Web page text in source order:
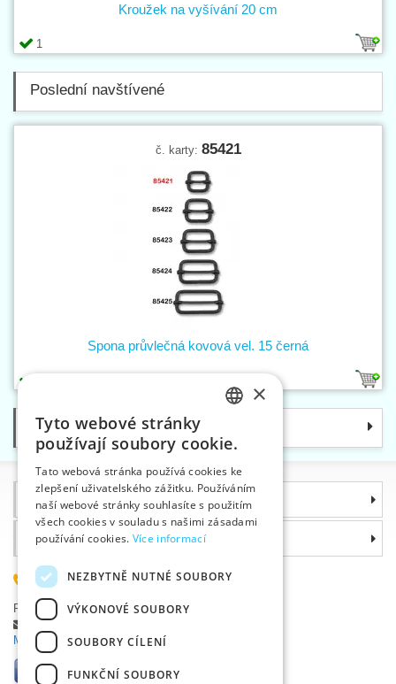
1
Kroužek na vyšívání 20 cm
Poslední navštívené
č. karty: 85421
Spona průvlečná kovová vel. 15 černá
Kategorie
Informace
Proč si zvolit právě nás
585 051 217
Plzeňská 868, 783 91 Uničov, Česká republika
Položit dotaz
Máte problémy s přihlášením ?
ENGLISH
GERMAN
×
Tyto webové stránky
používají soubory cookie.
Tato webová stránka používá cookies ke
zlepšení uživatelského zážitku. Používáním
naší webové stránky souhlasíte s použitím
všech cookies v souladu s našimi zásadami
používání cookies. Více informací
NEZBYTNĚ NUTNÉ SOUBORY
VÝKONOVÉ SOUBORY
SOUBORY CÍLENÍ
FUNKČNÍ SOUBORY